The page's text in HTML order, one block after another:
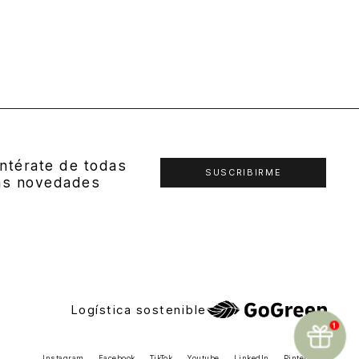
de todas
novedades
SUSCRIBIRME
Logística sostenible